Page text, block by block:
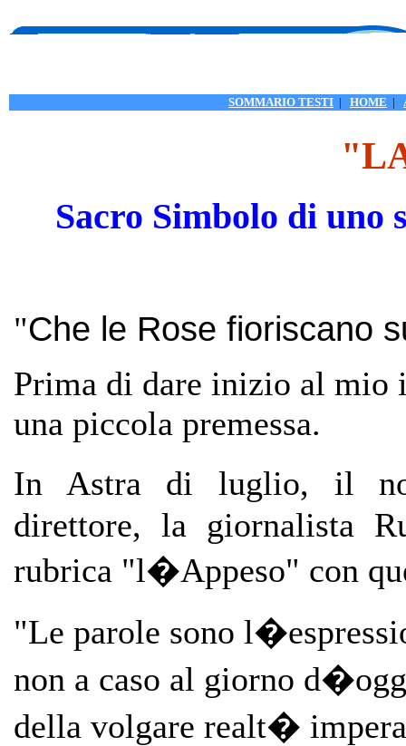
SOMMARIO TESTI | HOME |
Sacro Simbolo di uno
"Che le Rose fioriscano
Prima di dare inizio al mio
una piccola premessa.
In Astra di luglio, il
direttore, la giornalista
rubrica "l�Appeso" con
"Le parole sono
non a caso al giorno
della volgare realt�